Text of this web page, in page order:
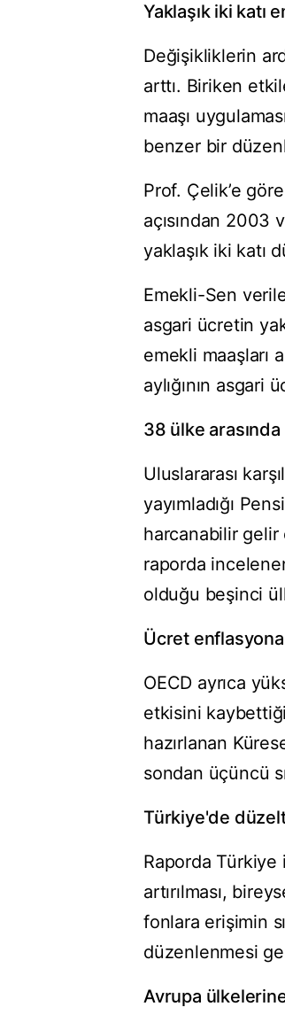
Yaklaşık iki katı
Değişikliklerin
arttı. Biriken
maaşı
benzer bir
Prof. Çelik’e
açısından 2003
yaklaşık iki katı
Emekli-Sen
asgari ücretin
emekli maaşları
aylığının
38 ülke
Uluslararası
yayımladığı
harcanabilir
raporda
olduğu beşinci
Ücret
OECD ayrıca
etkisini
hazırlanan
sondan üçüncü
Türkiye'de
Raporda Türkiye
artırılması,
fonlara erişimin
düzenlenmesi
Avrupa